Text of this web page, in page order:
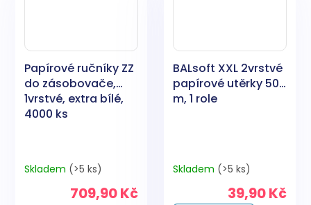
Papírové ručníky ZZ
do zásobovače,
1vrstvé, extra bílé,
4000 ks
Skladem (>5 ks)
709,90 Kč
BALsoft XXL 2vrstvé
papírové utěrky 50
m, 1 role
Skladem (>5 ks)
39,90 Kč